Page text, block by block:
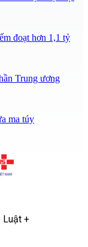
đoạt hơn 1,1 tỷ
Trung ương
ma túy
Luật +